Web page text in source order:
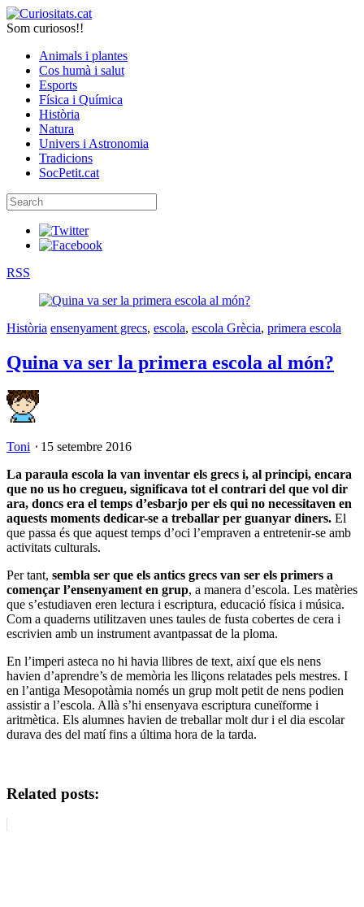
Som curiosos!!
Animals i plantes
Cos humà i salut
Esports
Física i Química
Història
Natura
Univers i Astronomia
Tradicions
SocPetit.cat
RSS
Història ensenyament grecs, escola, escola Grècia, primera escola
Quina va ser la primera escola al món?
Toni ⋅ 15 setembre 2016
La paraula escola la van inventar els grecs i, al principi, encara
que no us ho cregueu, significava tot el contrari del que vol dir
ara, doncs era el temps d’esbarjo per els qui no necessitaven en
aquests moments dedicar-se a treballar per guanyar diners. El
que passa és que aquest temps d’oci l’empraven a entretenir-se amb
activitats culturals.
Per tant, sembla ser que els antics grecs van ser els primers a
començar l’ensenyament en grup, a manera d’escola. Les matèries
que s’estudiaven eren lectura i escriptura, educació física i música.
Com a quaderns utilitzaven unes taules de fusta cobertes de cera i
escrivien amb un instrument avantpassat de la ploma.
En l’imperi asteca no hi havia llibres de text, així que els nens
havien d’aprendre’s de memòria les lliçons relatades pels mestres. I
en l’antiga Mesopotàmia només un grup molt petit de nens podien
assistir a l’escola. Allà s’hi ensenyava escriptura cuneïforme i
aritmètica. Els alumnes havien de treballar molt dur i el dia escolar
durava des del matí fins a última hora de la tarda.
Related posts: